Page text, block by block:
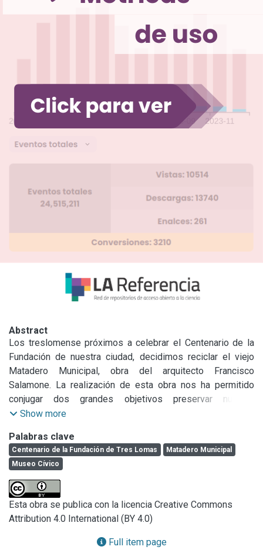
Abstract
Los treslomense próximos a celebrar el Centenario de la
Fundación de nuestra ciudad, decidimos reciclar el viejo
Matadero Municipal, obra del arquitecto Francisco
Salamone. La realización de esta obra nos ha permitido
conjugar dos grandes objetivos preservar nuestro
patrimonio arquitectónico, con el fin de conservar la
fuerza expresiva especial, que permite ser adaptado como
Museo Cívico.
Show more
Palabras clave
Centenario de la Fundación de Tres Lomas
Matadero Municipal
Museo Cívico
Esta obra se publica con la licencia Creative Commons
Attribution 4.0 International (BY 4.0)
Full item page